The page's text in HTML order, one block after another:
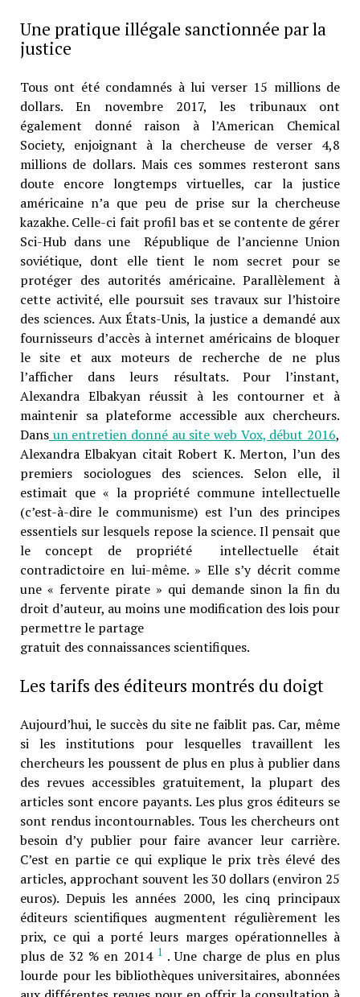
Une pratique illégale sanctionnée par la
justice
Tous ont été condamnés à lui verser 15 millions de
dollars. En novembre 2017, les tribunaux ont
également donné raison à l’American Chemical
Society, enjoignant à la chercheuse de verser 4,8
millions de dollars. Mais ces sommes resteront sans
doute encore longtemps virtuelles, car la justice
américaine n’a que peu de prise sur la chercheuse
kazakhe. Celle-ci fait profil bas et se contente de gérer
Sci-Hub dans une République de l’ancienne Union
soviétique, dont elle tient le nom secret pour se
protéger des autorités américaine. Parallèlement à
cette activité, elle poursuit ses travaux sur l’histoire
des sciences. Aux États-Unis, la justice a demandé aux
fournisseurs d’accès à internet américains de bloquer
le site et aux moteurs de recherche de ne plus
l’afficher dans leurs résultats. Pour l’instant,
Alexandra Elbakyan réussit à les contourner et à
maintenir sa plateforme accessible aux chercheurs.
Dansun entretien donné au site web Vox, début 2016,
Alexandra Elbakyan citait Robert K. Merton, l’un des
premiers sociologues des sciences. Selon elle, il
estimait que « la propriété commune intellectuelle
(c’est-à-dire le communisme) est l’un des principes
essentiels sur lesquels repose la science. Il pensait que
le concept de propriété intellectuelle était
contradictoire en lui-même. » Elle s’y décrit comme
une « fervente pirate » qui demande sinon la fin du
droit d’auteur, au moins une modification des lois pour
permettre le partage
gratuit des connaissances scientifiques.
Les tarifs des éditeurs montrés du doigt
Aujourd’hui, le succès du site ne faiblit pas. Car, même
si les institutions pour lesquelles travaillent les
chercheurs les poussent de plus en plus à publier dans
des revues accessibles gratuitement, la plupart des
articles sont encore payants. Les plus gros éditeurs se
sont rendus incontournables. Tous les chercheurs ont
besoin d’y publier pour faire avancer leur carrière.
C’est en partie ce qui explique le prix très élevé des
articles, approchant souvent les 30 dollars (environ 25
euros). Depuis les années 2000, les cinq principaux
éditeurs scientifiques augmentent régulièrement les
prix, ce qui a porté leurs marges opérationnelles à
plus de 32 % en 2014 1 . Une charge de plus en plus
lourde pour les bibliothèques universitaires, abonnées